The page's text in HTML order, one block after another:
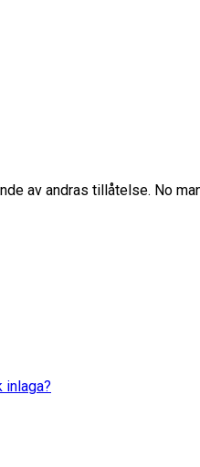
av andras tillåtelse. No
inlaga?